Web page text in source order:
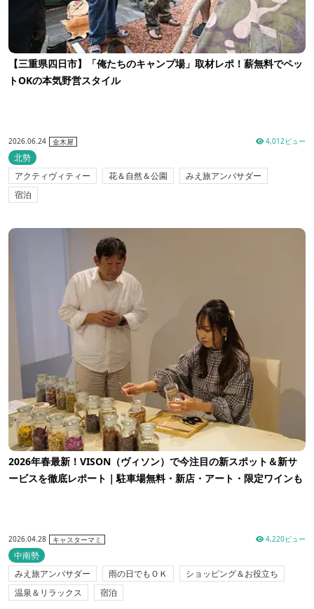
【三重県四日市】「俺たちのキャンプ場」取材レポ！薪無料でペッ
トOKの本気野営スタイル
2026.06.24 金木犀 4,012ビュー
北勢
アクティヴィティー
花＆自然＆公園
みえ旅アンバサダー
宿泊
2026年春最新！VISON（ヴィソン）で今注目の新スポット＆新サ
ービスを徹底レポート｜駐車場無料・新店・アート・限定ワインも
2026.04.28 キャスターマミ 4,220ビュー
中南勢
みえ旅アンバサダー
雨の日でもＯＫ
ショッピング＆お役立ち
温泉＆リラックス
宿泊